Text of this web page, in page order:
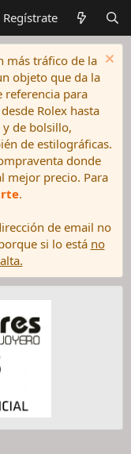
Regístrate
más tráfico de la
objeto que da la
referencia para
Rolex hasta
de bolsillo,
de estilográficas.
donde
mejor precio. Para
.
de email no
si lo está no